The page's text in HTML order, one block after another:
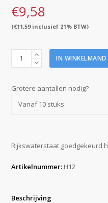
€9,58
(€11,59inclusief 21% BTW)
Hesje
RWS
met
Hoofd
aantal
IN WINKELMAND
Grotere aantallen nodig?
Vanaf 10 stuks
Rijkswaterstaat goedgekeurd
Artikelnummer: H12
Beschrijving